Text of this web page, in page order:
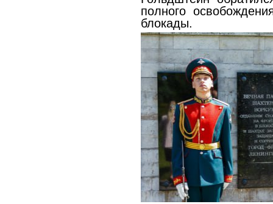
полного
блокады.